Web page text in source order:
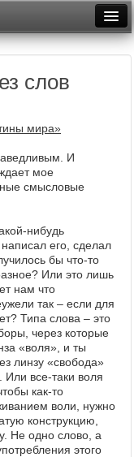
слов
мира»
И
мое
смысловые
нибудь
его, сделал
бы что-то
Или это лишь
нам что
так – если для
Типа слова – это
через которые
«воля», и ты
линзу «свобода»
все-таки воля
как-то
воли, нужно
конструкцию,
Не одно слово, а
этого